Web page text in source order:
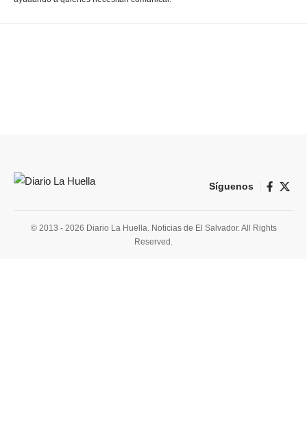
Síguenos
© 2013 - 2026 Diario La Huella. Noticias de El Salvador. All Rights
Reserved.